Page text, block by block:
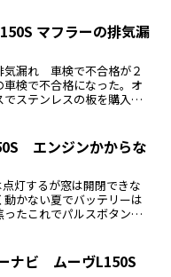
ときはライトの上部をガム
ば良いよう...
の排気漏
気漏れ 車検で不合格が２
検で不合格になった。オ
でステンレスの板を購入し
であるが穴が開いている上
査では見落...
エンジンかからな
灯するが窓は開閉できな
動かない夏でバッテリーは
たこれでパルスボタンを
．７Vしかなかった完全な
がりであ...
ナビ ムーヴL150S